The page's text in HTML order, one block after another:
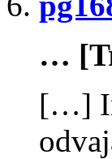
…
[…]